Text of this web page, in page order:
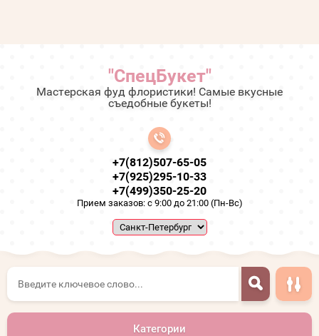
"СпецБукет"
Мастерская фуд флористики! Самые вкусные
съедобные букеты!
+7(812)507-65-05
+7(925)295-10-33
+7(499)350-25-20
Прием заказов: с 9:00 до 21:00 (Пн-Вс)
Категории